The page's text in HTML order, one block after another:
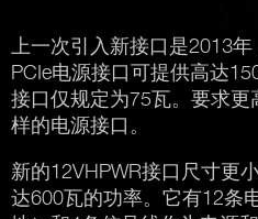
上一次引入新接口是2013
PCIe电源接口可提供高达
接口仅规定为75瓦。要求
样的电源接口。
新的12VHPWR接口尺寸更
达600瓦的功率。它有12条